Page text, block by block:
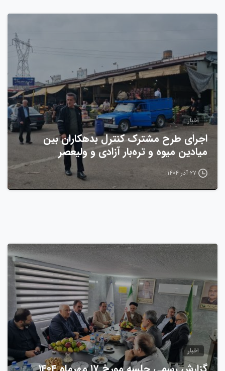
اخبار
اجرای طرح مشترک کنترل بدهکاران بین
میادین میوه و تره‌بار آزادی و ولیعصر
۲۷ آذر ۱۴۰۴
0
اخبار